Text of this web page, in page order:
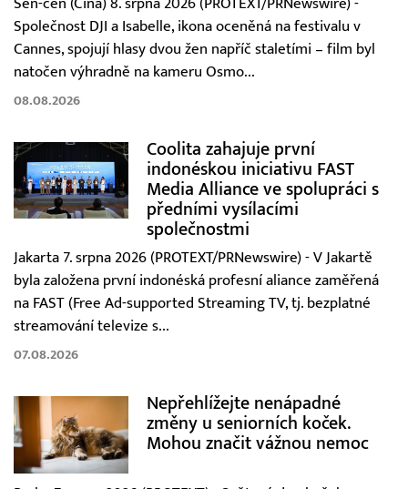
Společnost DJI a Isabelle, ikona oceněná na festivalu v
Cannes, spojují hlasy dvou žen napříč staletími – film byl
natočen výhradně na kameru Osmo...
08.08.2026
Coolita zahajuje první
indonéskou iniciativu FAST
Media Alliance ve spolupráci s
předními vysílacími
společnostmi
Jakarta 7. srpna 2026 (PROTEXT/PRNewswire) - V Jakartě
byla založena první indonéská profesní aliance zaměřená
na FAST (Free Ad-supported Streaming TV, tj. bezplatné
streamování televize s...
07.08.2026
Nepřehlížejte nenápadné
změny u seniorních koček.
Mohou značit vážnou nemoc